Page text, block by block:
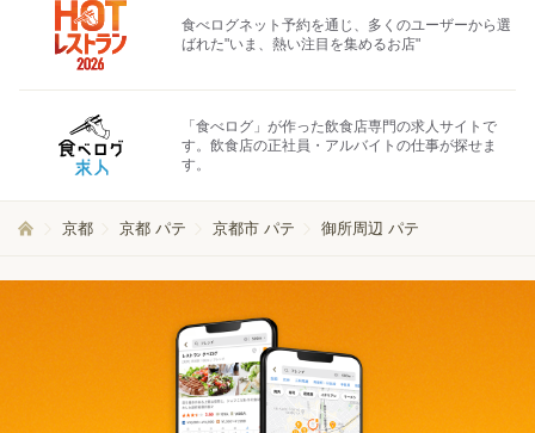
食べログネット予約を通じ、多くのユーザーから選
ばれた"いま、熱い注目を集めるお店"
「食べログ」が作った飲食店専門の求人サイトで
す。飲食店の正社員・アルバイトの仕事が探せま
す。
京都 京都 パテ 京都市 パテ 御所周辺 パテ